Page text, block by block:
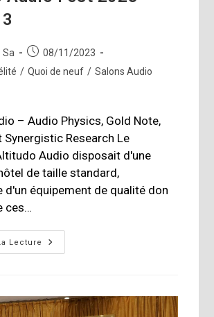
Sa
Publication
publiée :
08/11/2023
/ Quoi de neuf / Salons Audio
– Audio Physics, Gold Note,
Synergistic Research Le
Audio disposait d'une
de taille standard,
d'un équipement de qualité don
ces…
Lecture
Toronto
Audio
3